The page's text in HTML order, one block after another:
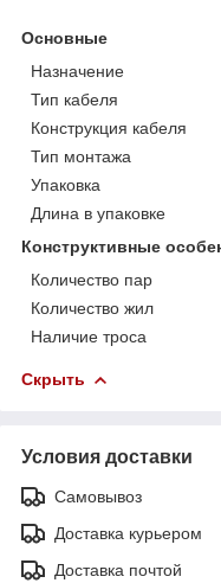
Основные
Назначение
Тип кабеля
Конструкция кабеля
Тип монтажа
Упаковка
Длина в упаковке
Конструктивные
Количество пар
Количество жил
Наличие троса
Скрыть
Условия доставки
Самовывоз
Доставка курьером
Доставка почтой